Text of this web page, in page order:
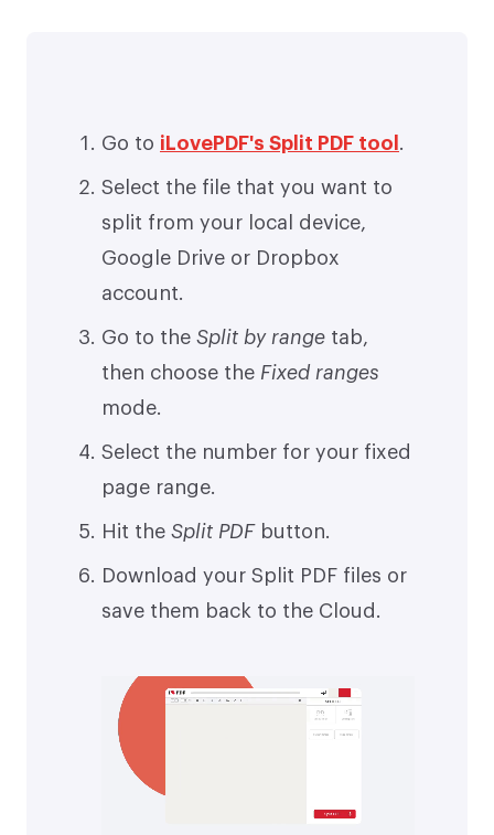
Go to iLovePDF's Split PDF tool
Select the file that you want to
split from your local device,
Google Drive or Dropbox
account.
Go to the Split by range tab,
then choose the Fixed ranges
mode.
Select the number for your fixed
page range.
Hit the Split PDFbutton.
Download your Split PDF files or
save them back to the Cloud.